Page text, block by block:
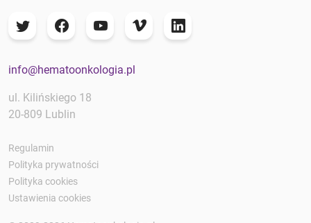
info@hematoonkologia.pl
ul. Kilińskiego 18
20-809 Lublin
Regulamin
Polityka prywatności
Polityka cookies
Ustawienia cookies